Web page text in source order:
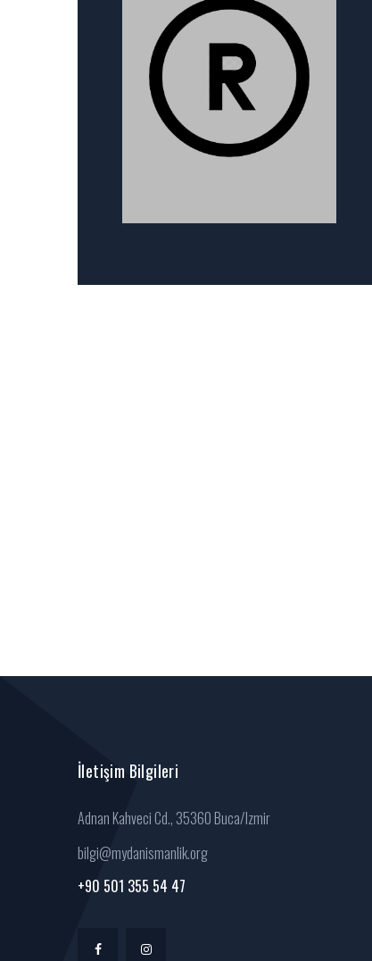
İletişim Bilgileri
Adnan Kahveci Cd., 35360 Buca/Izmir
bilgi@mydanismanlik.org
+90 501 355 54 47